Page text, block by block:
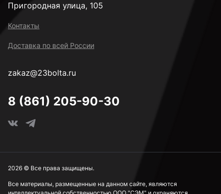
Пригородная улица, 105
Контакты
Доставка по всей России
zakaz@23bolta.ru
8 (861) 205-90-30
Все материалы, размещенные на данном сайте, являются
2026 © Все права защищены.